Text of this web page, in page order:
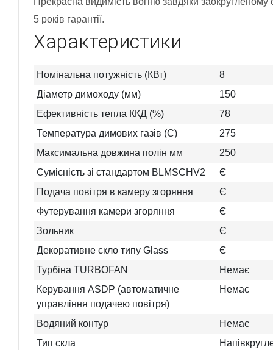
5 років гарантії.
Характеристики
Номінальна потужність (КВт)
8
Діаметр димоходу (мм)
150
Ефективність тепла ККД (%)
78
Температура димових газів (C)
275
Максимальна довжина полін мм
250
Сумісність зі стандартом BLMSCHV2
Є
Подача повітря в камеру згоряння
Є
Футерування камери згоряння
Є
Зольник
Є
Декоративне скло типу Glass
Є
Турбіна TURBOFAN
Немає
Керування ASDP (автоматичне
управління подачею повітря)
Немає
Водяний контур
Немає
Тип скла